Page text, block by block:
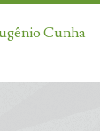
Cunha